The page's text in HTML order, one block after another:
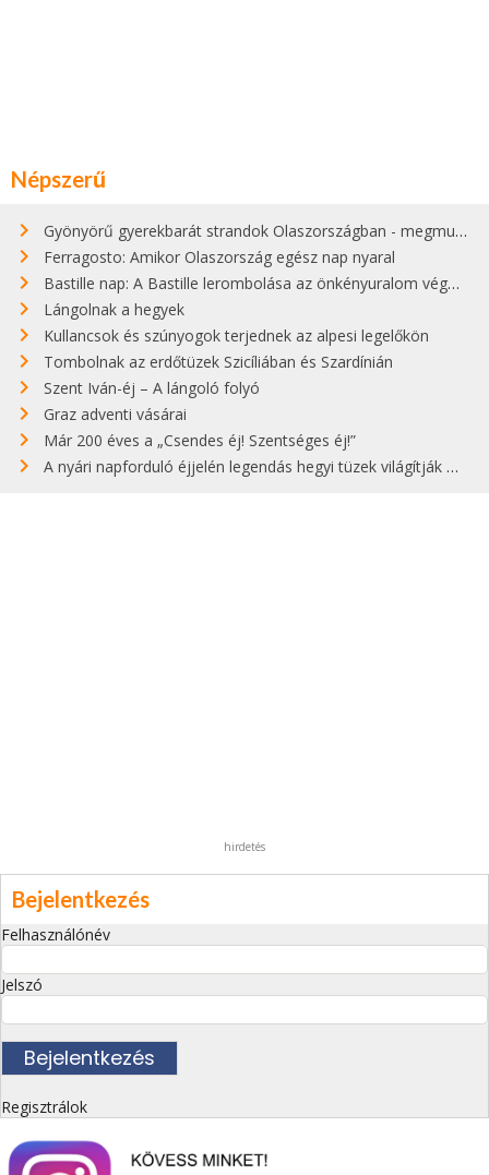
Népszerű
Gyönyörű gyerekbarát strandok Olaszországban - megmutatjuk a 15 legjobbat
Ferragosto: Amikor Olaszország egész nap nyaral
Bastille nap: A Bastille lerombolása az önkényuralom végét jelentette
Lángolnak a hegyek
Kullancsok és szúnyogok terjednek az alpesi legelőkön
Tombolnak az erdőtüzek Szicíliában és Szardínián
Szent Iván-éj – A lángoló folyó
Graz adventi vásárai
Már 200 éves a „Csendes éj! Szentséges éj!”
A nyári napforduló éjjelén legendás hegyi tüzek világítják meg Zugspitzét
hirdetés
Bejelentkezés
Felhasználónév
Jelszó
Regisztrálok